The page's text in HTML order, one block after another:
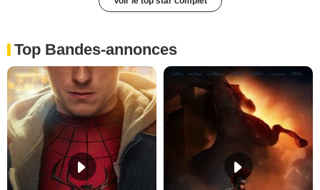
Top Bandes-annonces